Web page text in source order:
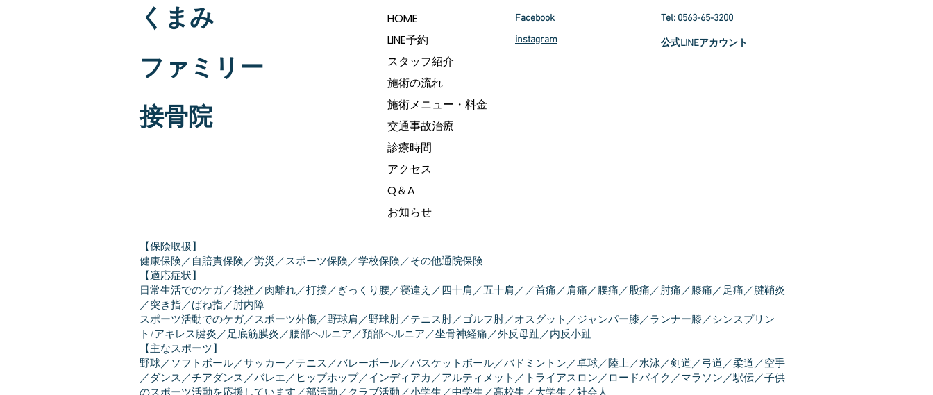
くまみ
​ファミリー
接骨院
HOME
LINE予約
スタッフ紹介
施術の流れ
施術メニュー・料金
交通事故治療
診療時間
アクセス
Q＆A
お知らせ
Facebook
instagram
Tel: 0563-65-3200
​公式LINEアカウント
【保険取扱】
健康保険／自賠責保険／労災／スポーツ保険／学校保険／その他通院保険
【適応症状】
​日常生活でのケガ／捻挫／肉離れ／打撲／ぎっくり腰／寝違え​／四十肩／五十肩／／首痛／肩痛／腰痛／股痛／肘痛／膝痛／足痛／腱鞘炎
／突き指／ばね指／肘内障
スポーツ活動でのケガ／スポーツ外傷／野球肩／野球肘／テニス肘／ゴルフ肘／オスグット／ジャンパー膝／ランナー膝／シンスプリン
ト/アキレス腱炎／足底筋膜炎／腰部ヘルニア／頚部ヘルニア／坐骨神経痛／外反母趾／内反小趾
【主なスポーツ】
野球／ソフトボール／サッカー／テニス／バレーボール／バスケットボール／バドミントン／卓球／陸上／水泳／剣道／弓道／柔道／空手
／ダンス／チアダンス／バレエ／ヒップホップ／インディアカ／アルティメット／トライアスロン／ロードバイク／マラソン／駅伝／子供